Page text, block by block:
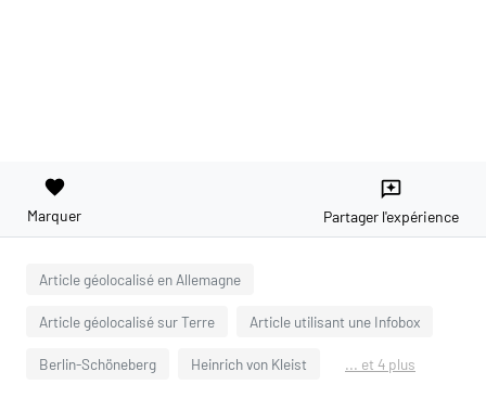
favorite
Marquer
reviews
Partager l'expérience
Article géolocalisé en Allemagne
Article géolocalisé sur Terre Article utilisant une Infobox
Berlin-Schöneberg Heinrich von Kleist ... et 4 plus